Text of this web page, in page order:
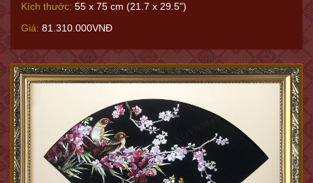
Kích thước: 55 x 75 cm (21.7 x 29.5")
Giá: 81.310.000VNĐ